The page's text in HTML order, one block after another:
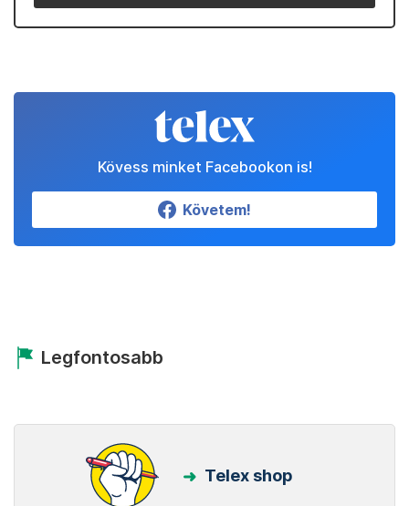
Kövess minket Facebookon is!
Követem!
Legfontosabb
Telex shop